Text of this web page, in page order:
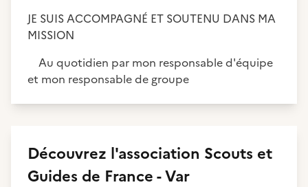
JE SUIS ACCOMPAGNÉ ET SOUTENU DANS MA
MISSION
Au quotidien par mon responsable d'équipe
et mon responsable de groupe
Découvrez l'association Scouts et
Guides de France - Var